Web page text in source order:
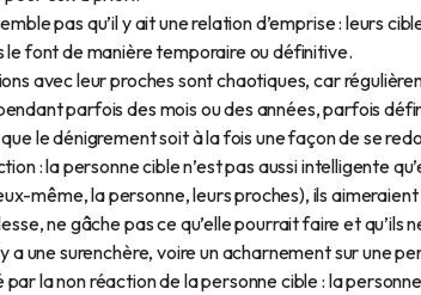
pas qu’il y ait une relation d’emprise : leurs
le font de manière temporaire ou définitive.
avec leur proches sont chaotiques, car
parfois des mois ou des années, parfois
le dénigrement soit à la fois une façon de se
: la personne cible n’est pas aussi intelligente
même, la personne, leurs proches), ils
ne gâche pas ce qu’elle pourrait faire et qu’ils
a une surenchère, voire un acharnement sur une
la non réaction de la personne cible : la